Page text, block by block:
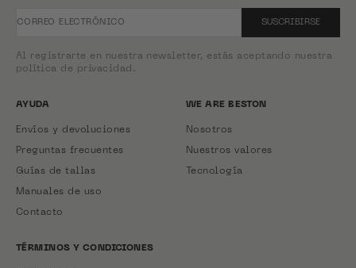
CORREO ELECTRÓNICO SUSCRIBIRSE
Al registrarte en nuestra newsletter, estás aceptando nuestra
política de privacidad.
AYUDA
Envíos y devoluciones
Preguntas frecuentes
Guías de tallas
Manuales de uso
Contacto
WE ARE BESTON
Nosotros
Nuestros valores
Tecnología
TÉRMINOS Y CONDICIONES